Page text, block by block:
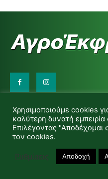
d.makas@yahoo.gr
info@agrofitro.gr
Μακάς Ντίνος
Χρησιμοποιούμε cookies
καλύτερη δυνατή εμπειρία
Επιλέγοντας "Αποδέχομαι
τον cookies.
Ρυθμίσεις Αποδοχή